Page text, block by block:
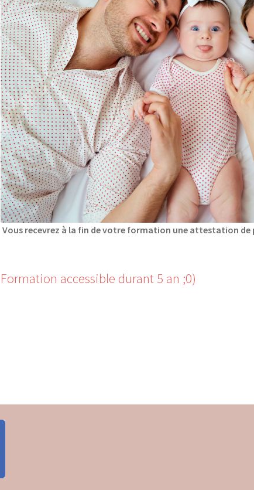
Vous recevrez à la fin de votre formation une attestation de
Formation accessible durant 5 an ;0)